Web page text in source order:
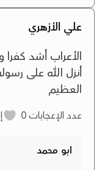
علي الأزهري
الأعراب أشد كفرا
أنزل الله على
العظيم
عدد الإعجابات
ابو محمد